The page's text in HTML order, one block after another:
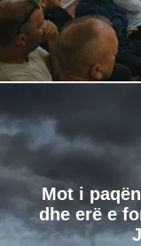
Mot i
dhe erë e